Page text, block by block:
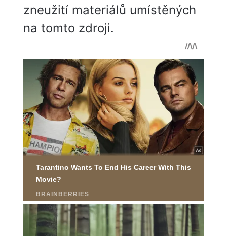
zneužití materiálů umístěných
na tomto zdroji.